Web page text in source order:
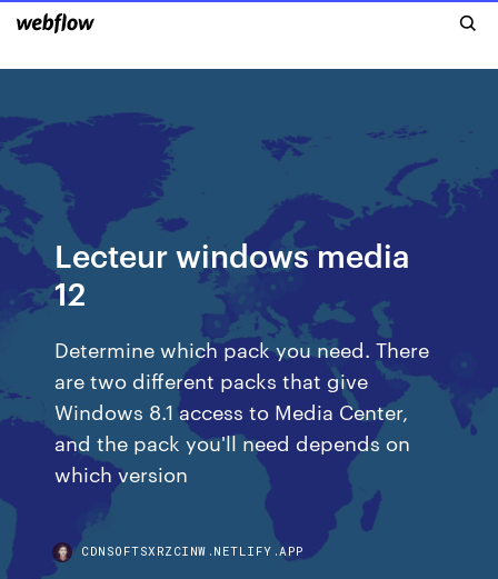
Lecteur windows media
12
Determine which pack you need. There
are two different packs that give
Windows 8.1 access to Media Center,
and the pack you'll need depends on
which version
CDNSOFTSXRZCINW.NETLIFY.APP